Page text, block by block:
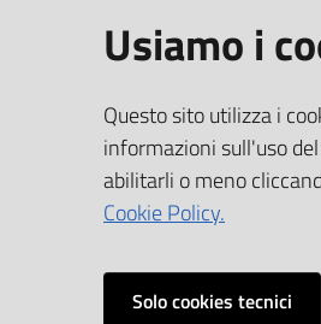
06121 Perugia - tel.
05100 Terni - tel.
+39
PEC:
Codice Fiscale e Partita
03764550541
Vai alla
Media Note
Usiamo i
Questo sito utilizza i
informazioni sull'uso
abilitarli o meno
Cookie Policy.
Solo cookies tecnici